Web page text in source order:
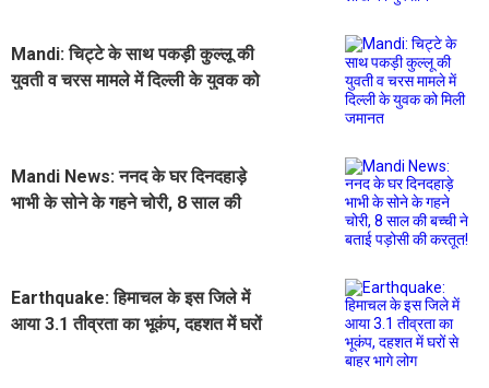
Mandi: चिट्टे के साथ पकड़ी कुल्लू की
युवती व चरस मामले में दिल्ली के युवक को
Mandi News: ननद के घर दिनदहाड़े
भाभी के सोने के गहने चोरी, 8 साल की
Earthquake: हिमाचल के इस जिले में
आया 3.1 तीव्रता का भूकंप, दहशत में घरों